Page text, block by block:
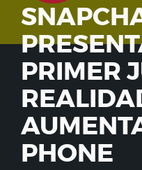
PRIMER
PHONE